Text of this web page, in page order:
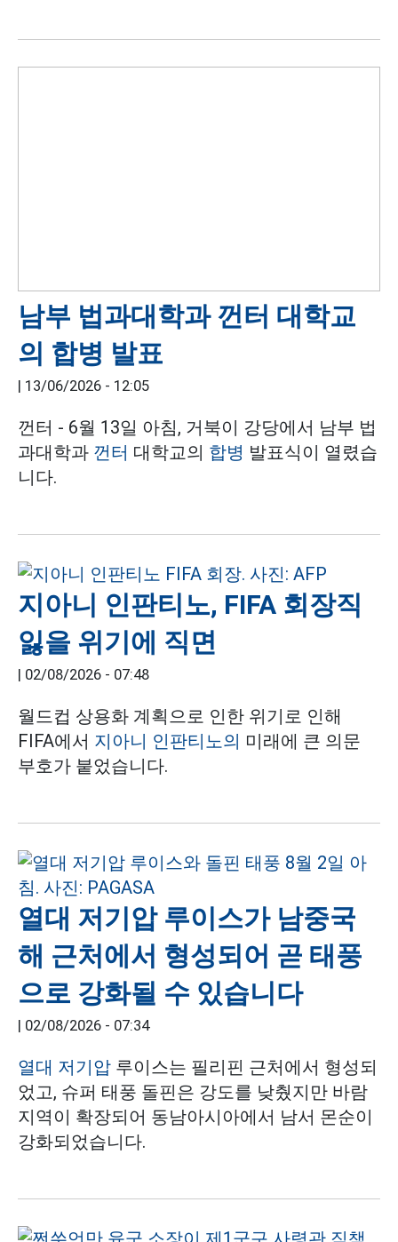
남부 법과대학과 껀터 대학교
의 합병 발표
13/06/2026 - 12:05
껀터 - 6월 13일 아침, 거북이 강당에서 남부 법
과대학과 껀터 대학교의 합병 발표식이 열렸습
니다.
지아니 인판티노, FIFA 회장직
잃을 위기에 직면
02/08/2026 - 07:48
월드컵 상용화 계획으로 인한 위기로 인해
FIFA에서 지아니 인판티노의 미래에 큰 의문
부호가 붙었습니다.
열대 저기압 루이스가 남중국
해 근처에서 형성되어 곧 태풍
으로 강화될 수 있습니다
02/08/2026 - 07:34
열대 저기압 루이스는 필리핀 근처에서 형성되
었고, 슈퍼 태풍 돌핀은 강도를 낮췄지만 바람
지역이 확장되어 동남아시아에서 남서 몬순이
강화되었습니다.